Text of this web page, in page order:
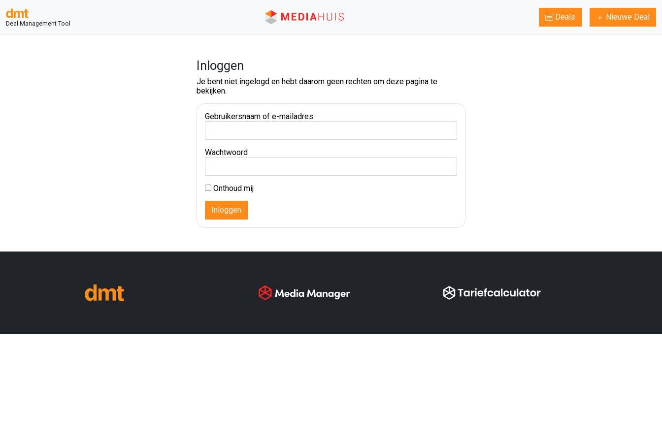
Deal Management Tool
Deals Nieuwe Deal
Inloggen
Je bent niet ingelogd en hebt daarom geen rechten om deze pagina te
bekijken.
Gebruikersnaam of e-mailadres
Wachtwoord
Onthoud mij